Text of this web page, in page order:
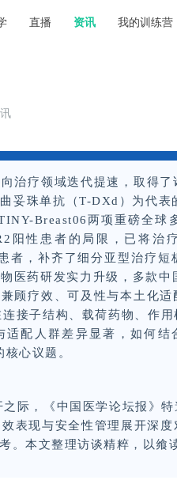
直播 资讯 我的训练营
治疗领域迭代提速，取得
妥珠单抗（T-DXd）为代
Breast06两项重磅全球
阳性患者的局限，已将治
者，补齐了细分亚型治疗
医药研发实力升级，多款
顾疗效、可及性与本土化
接子结构、载荷药物、作
适配人群差异显著，如何
心议题。
际，《中国医学论坛报》特
表现与安全性管理展开深
。本文整理访谈精粹，以飨